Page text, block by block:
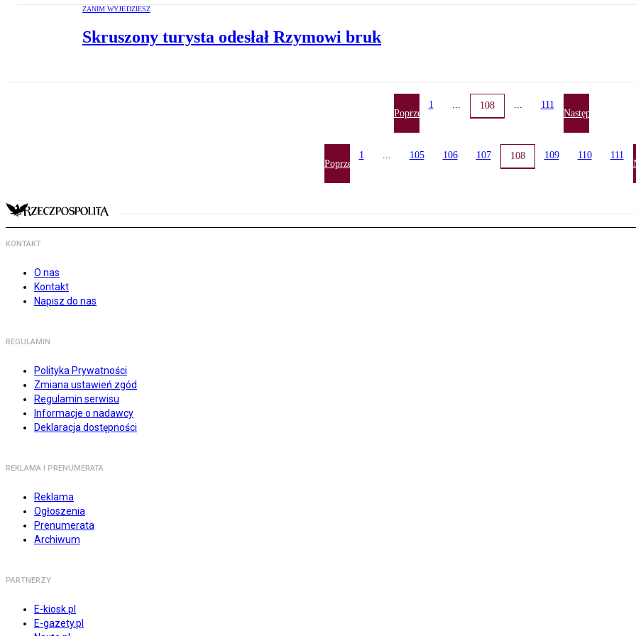
ZANIM WYJEDZIESZ
Skruszony turysta odesłał Rzymowi bruk
Poprzednia
1 ... 108 ... 111
Następna
Poprzednia
1 ... 105 106 107 108 109 110 111
KONTAKT
O nas
Kontakt
Napisz do nas
REGULAMIN
Polityka Prywatności
Zmiana ustawień zgód
Regulamin serwisu
Informacje o nadawcy
Deklaracja dostępności
REKLAMA I PRENUMERATA
Reklama
Ogłoszenia
Prenumerata
Archiwum
PARTNERZY
E-kiosk.pl
E-gazety.pl